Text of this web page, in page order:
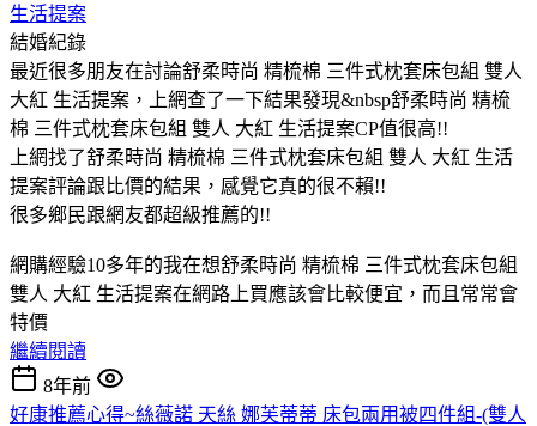
生活提案
結婚紀錄
最近很多朋友在討論舒柔時尚 精梳棉 三件式枕套床包組 雙人
大紅 生活提案，上網查了一下結果發現&nbsp舒柔時尚 精梳
棉 三件式枕套床包組 雙人 大紅 生活提案CP值很高!!
上網找了舒柔時尚 精梳棉 三件式枕套床包組 雙人 大紅 生活
提案評論跟比價的結果，感覺它真的很不賴!!
很多鄉民跟網友都超級推薦的!!
網購經驗10多年的我在想舒柔時尚 精梳棉 三件式枕套床包組
雙人 大紅 生活提案在網路上買應該會比較便宜，而且常常會
特價
繼續閱讀
8年前
好康推薦心得~絲薇諾 天絲 娜芙蒂蒂 床包兩用被四件組-(雙人